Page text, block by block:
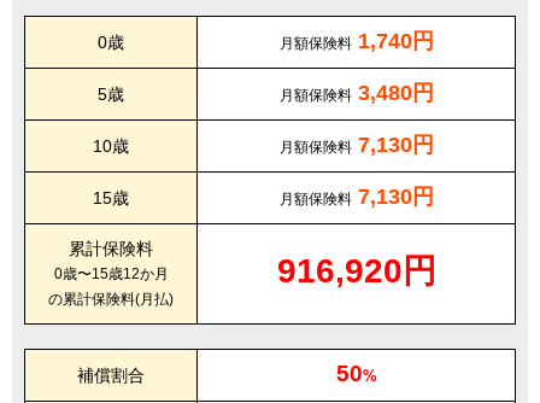
0歳 月額保険料 1,740円
5歳 月額保険料 3,480円
10歳 月額保険料 7,130円
15歳 月額保険料 7,130円
累計保険料
0歳〜15歳12か月
の累計保険料(月払)
916,920円
補償割合 50%